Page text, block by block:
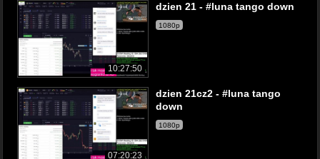
10:27:50
dzien 21 - #luna tango down
1080p
07:20:23
dzien 21cz2 - #luna tango
down
1080p